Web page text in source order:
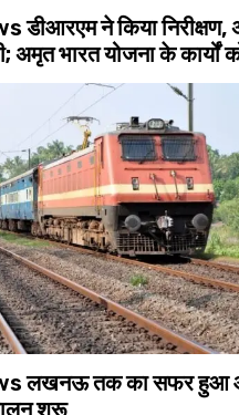
डीआरएम ने किया निरीक्षण,
अमृत भारत योजना के कार्यों
लखनऊ तक का सफर हुआ
शुरू